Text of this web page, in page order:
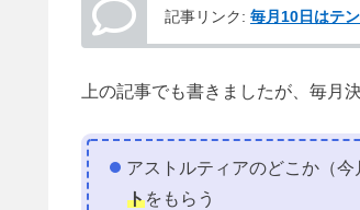
記事リンク: 毎月10日はテ
上の記事でも書きましたが、毎月
アストルティアのどこか（今
トをもらう